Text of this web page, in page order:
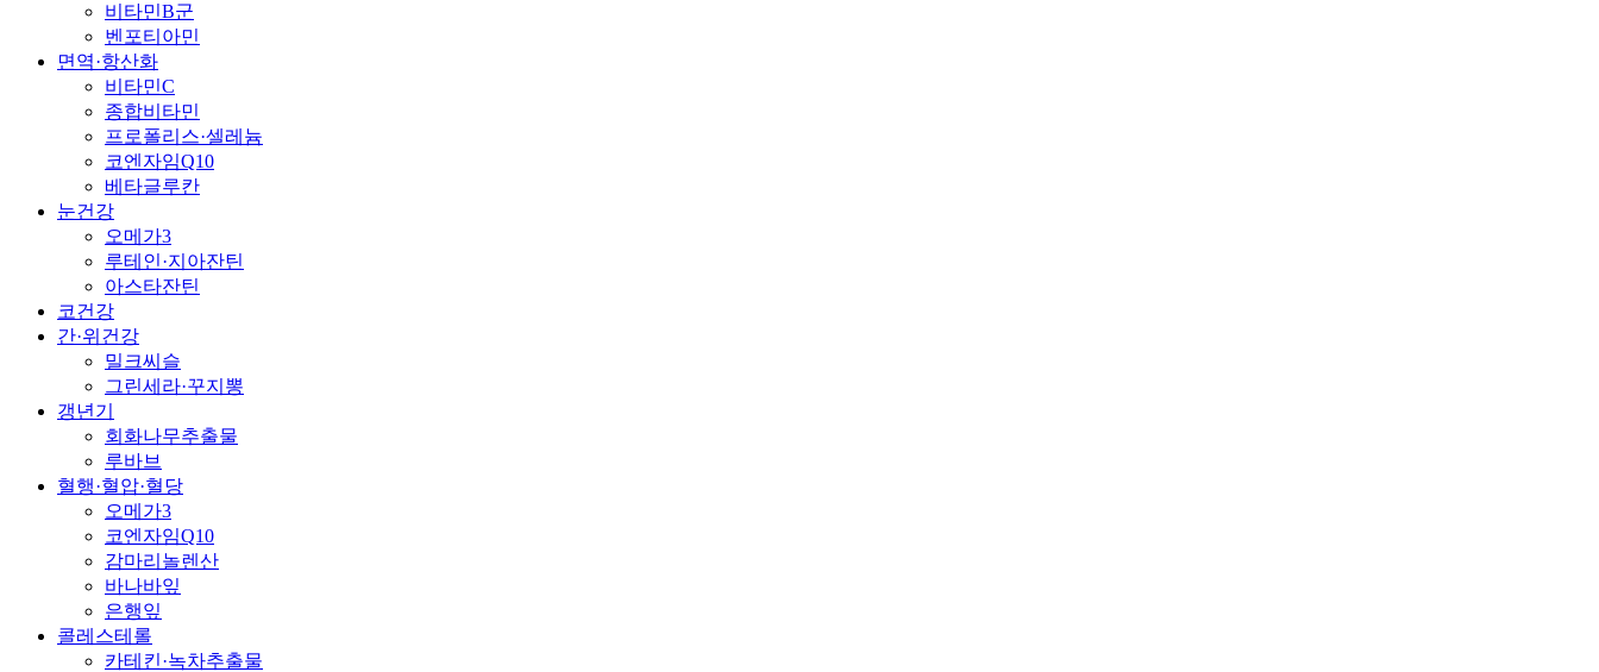
비타민B군
벤포티아민
면역·항산화
비타민C
종합비타민
프로폴리스·셀레늄
코엔자임Q10
베타글루칸
눈건강
오메가3
루테인·지아잔틴
아스타잔틴
코건강
간·위건강
밀크씨슬
그린세라·꾸지뽕
갱년기
회화나무추출물
루바브
혈행·혈압·혈당
오메가3
코엔자임Q10
감마리놀렌산
바나바잎
은행잎
콜레스테롤
카테킨·녹차추출물